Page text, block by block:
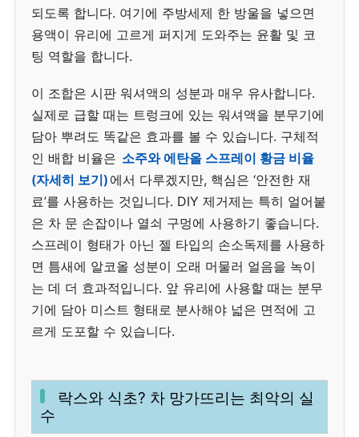
되도록 합니다. 여기에 주방세제 한 방울을 넣으면
용액이 유리에 고르게 퍼지게 도와주는 윤활 및 코
팅 역할을 합니다.
이 조합은 시판 워셔액의 성분과 매우 유사합니다.
실제로 급할 때는 트렁크에 있는 워셔액을 분무기에
담아 뿌려도 똑같은 효과를 볼 수 있습니다. 구체적
인 배합 비율은 소주와 에탄올 스프레이 황금 비율
(자세히 보기) 에서 다루겠지만, 핵심은 ‘안전한 재
료’를 사용하는 것입니다. DIY 제거제는 특히 얼어붙
은 차 문 손잡이나 열쇠 구멍에 사용하기 좋습니다.
스프레이 형태가 아닌 젤 타입의 손소독제를 사용하
면 틈새에 알코올 성분이 오래 머물러 얼음을 녹이
는 데 더 효과적입니다. 앞 유리에 사용할 때는 분무
기에 담아 미스트 형태로 분사해야 넓은 면적에 고
르게 도포할 수 있습니다.
락스와 식초? 차 망가뜨리는 최악의 실
수